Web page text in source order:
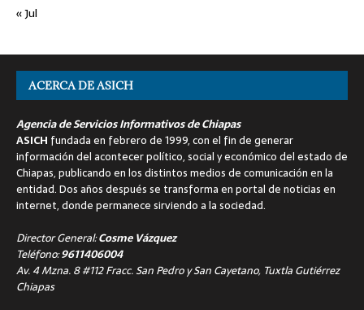
« Jul
ACERCA DE ASICH
Agencia de Servicios Informativos de Chiapas
ASICH fundada en febrero de 1999, con el fin de generar
información del acontecer político, social y económico del estado de
Chiapas, publicando en los distintos medios de comunicación en la
entidad. Dos años después se transforma en portal de noticias en
internet, donde permanece sirviendo a la sociedad.
Director General:Cosme Vázquez
Teléfono:9611406004
Av. 4 Mzna. 8 #112 Fracc. San Pedro y San Cayetano, Tuxtla Gutiérrez
Chiapas